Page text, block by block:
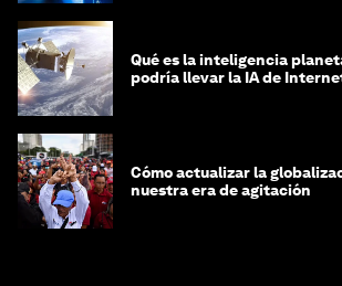
Qué es la inteligencia
podría llevar la IA de
Cómo actualizar la
nuestra era de agitación